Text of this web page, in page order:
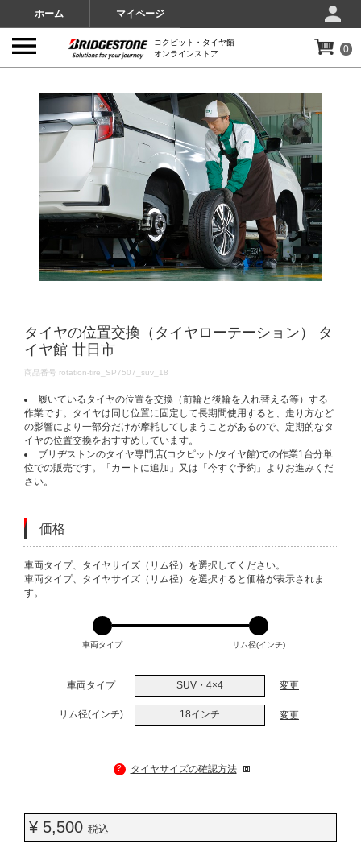
ホーム マイページ
コクピット・タイヤ館
オンラインストア
0
タイヤの位置交換（タイヤローテーション） タ
イヤ館 廿日市
DETAILS
商品番号 rotation-tire_SP7507_suv_18
履いているタイヤの位置を交換（前輪と後輪を入れ替える等）する
作業です。タイヤは同じ位置に固定して長期間使用すると、走り方など
の影響により一部分だけが摩耗してしまうことがあるので、定期的なタ
イヤの位置交換をおすすめしています。
ブリヂストンのタイヤ専門店(コクピット/タイヤ館)での作業1台分単
位での販売です。「カートに追加」又は「今すぐ予約」よりお進みくだ
さい。
価格
VARIATIONS
車両タイプ、タイヤサイズ（リム径）を選択してください。
車両タイプ、タイヤサイズ（リム径）を選択すると価格が表示されま
す。
車両タイプ リム径(インチ)
車両タイプ SUV・4×4 変更
リム径(インチ) 18インチ 変更
? タイヤサイズの確認方法
¥ 5,500 税込